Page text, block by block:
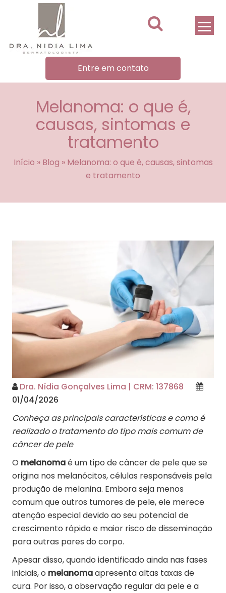
Entre em contato
Melanoma: o que é,
causas, sintomas e
tratamento
Início » Blog » Melanoma: o que é, causas, sintomas
e tratamento
Dra. Nídia Gonçalves Lima | CRM: 137868
01/04/2026
Conheça as principais características e como é
realizado o tratamento do tipo mais comum de
câncer de pele
O melanomaé um tipo de câncer de pele que se
origina nos melanócitos, células responsáveis pela
produção de melanina. Embora seja menos
comum que outros tumores de pele, ele merece
atenção especial devido ao seu potencial de
crescimento rápido e maior risco de disseminação
para outras pares do corpo.
Apesar disso, quando identificado ainda nas fases
iniciais, o melanomaapresenta altas taxas de
cura. Por isso, a observação regular da pele e a